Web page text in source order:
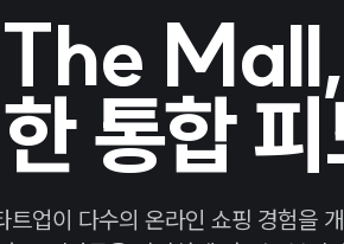
통합
업이 다수의 온라인 쇼핑 경험을